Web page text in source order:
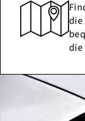
die
die